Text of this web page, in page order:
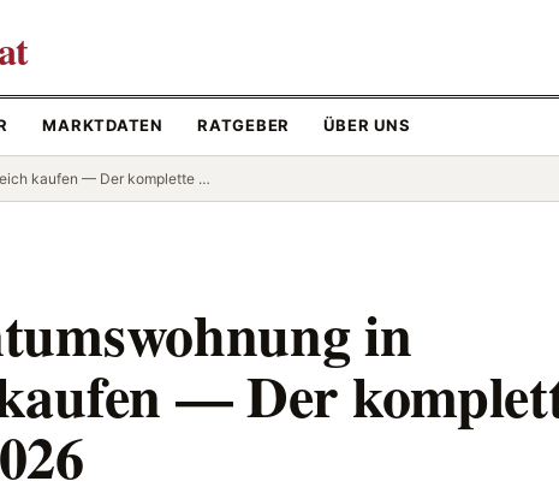
MARKTDATEN RATGEBER ÜBER UNS
kaufen — Der komplette …
in
— Der